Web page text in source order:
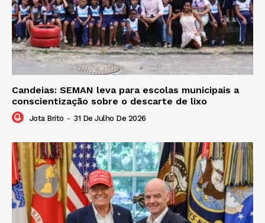
Candeias: SEMAN leva para escolas municipais a
conscientização sobre o descarte de lixo
Jota Brito - 31 De Julho De 2026